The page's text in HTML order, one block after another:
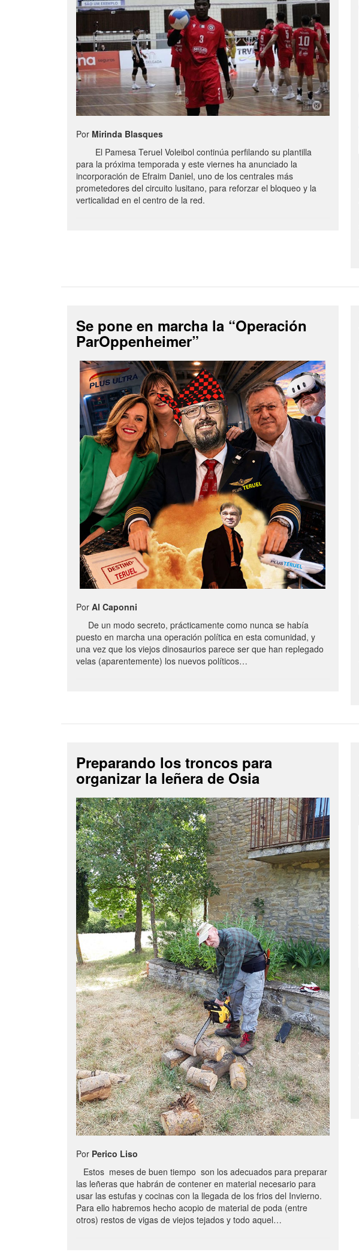
Por Mirinda Blasques
El Pamesa Teruel Voleibol continúa perfilando su plantilla
para la próxima temporada y este viernes ha anunciado la
incorporación de Efraim Daniel, uno de los centrales más
prometedores del circuito lusitano, para reforzar el bloqueo y la
verticalidad en el centro de la red.
Se pone en marcha la “Operación
ParOppenheimer”
Por Al Caponni
De un modo secreto, prácticamente como nunca se había
puesto en marcha una operación política en esta comunidad, y
una vez que los viejos dinosaurios parece ser que han replegado
velas (aparentemente) los nuevos políticos…
Preparando los troncos para
organizar la leñera de Osia
Por Perico Liso
Estos meses de buen tiempo son los adecuados para preparar
las leñeras que habrán de contener en material necesario para
usar las estufas y cocinas con la llegada de los frios del Invierno.
Para ello habremos hecho acopio de material de poda (entre
otros) restos de vigas de viejos tejados y todo aquel…